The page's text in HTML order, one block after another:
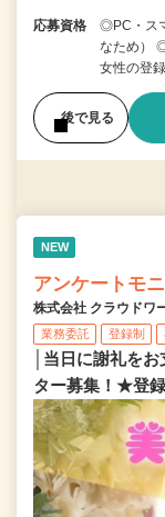
応募資格
◎PC・ス
なため）
女性の登
後で見る
NEW
アンケートモ
株式会社 クラウドワ
業務委託 登録制
│当日に謝礼を
ター募集！★登